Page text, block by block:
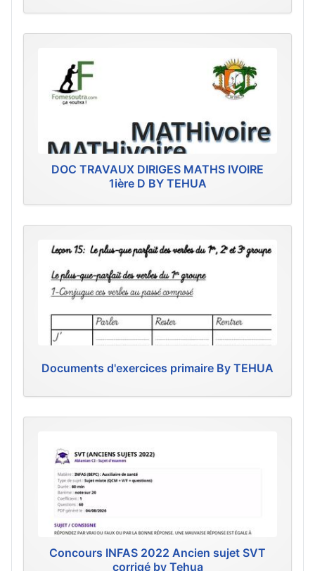
DOC TRAVAUX DIRIGES MATHS IVOIRE
1ière D BY TEHUA
Documents d'exercices primaire By TEHUA
Concours INFAS 2022 Ancien sujet SVT
corrigé by Tehua